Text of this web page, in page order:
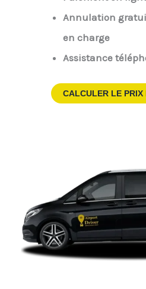
Annulation
en charge
Assistance
CALCULER LE PRIX